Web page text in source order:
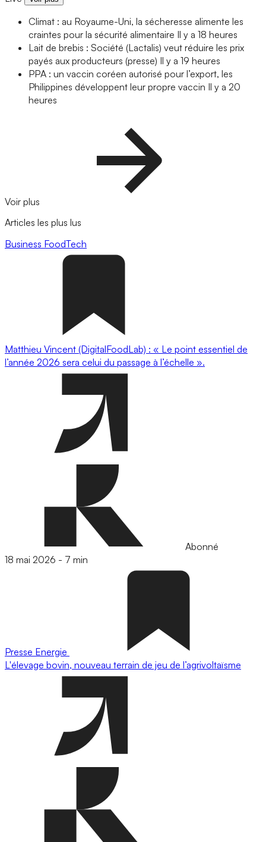
Climat : au Royaume-Uni, la sécheresse alimente les
craintes pour la sécurité alimentaire Il y a 18 heures
Lait de brebis : Société (Lactalis) veut réduire les prix
payés aux producteurs (presse) Il y a 19 heures
PPA : un vaccin coréen autorisé pour l’export, les
Philippines développent leur propre vaccin Il y a 20
heures
Voir plus
Articles les plus lus
Business FoodTech
Matthieu Vincent (DigitalFoodLab) : « Le point essentiel de
l’année 2026 sera celui du passage à l’échelle ».
Abonné
18 mai 2026 - 7 min
Presse Energie
L'élevage bovin, nouveau terrain de jeu de l’agrivoltaïsme